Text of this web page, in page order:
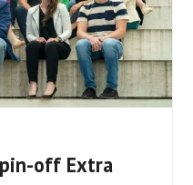
off Extra